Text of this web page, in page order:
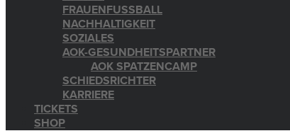
FRAUENFUSSBALL
NACHHALTIGKEIT
SOZIALES
AOK-GESUNDHEITSPARTNER
AOK SPATZENCAMP
SCHIEDSRICHTER
KARRIERE
TICKETS
SHOP